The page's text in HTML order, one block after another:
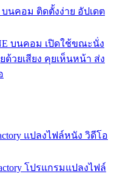
นคอม ติดตั้งง่าย อัปเดต
บนคอม เปิดใช้ขณะนั่ง
วยเสียง คุยเห็นหน้า ส่ง
แปลงไฟล์หนัง วิดีโอ
โปรแกรมแปลงไฟล์